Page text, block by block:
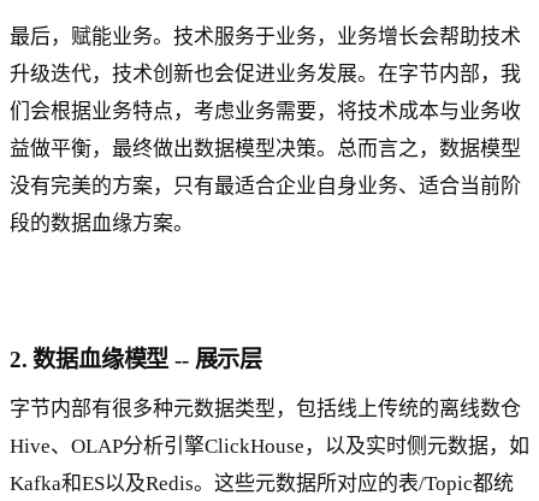
最后，赋能业务。技术服务于业务，业务增长会帮助技术
升级迭代，技术创新也会促进业务发展。在字节内部，我
们会根据业务特点，考虑业务需要，将技术成本与业务收
益做平衡，最终做出数据模型决策。总而言之，数据模型
没有完美的方案，只有最适合企业自身业务、适合当前阶
段的数据血缘方案。
2. 数据血缘模型 -- 展示层
字节内部有很多种元数据类型，包括线上传统的离线数仓
Hive、OLAP分析引擎ClickHouse，以及实时侧元数据，如
Kafka和ES以及Redis。这些元数据所对应的表/Topic都统